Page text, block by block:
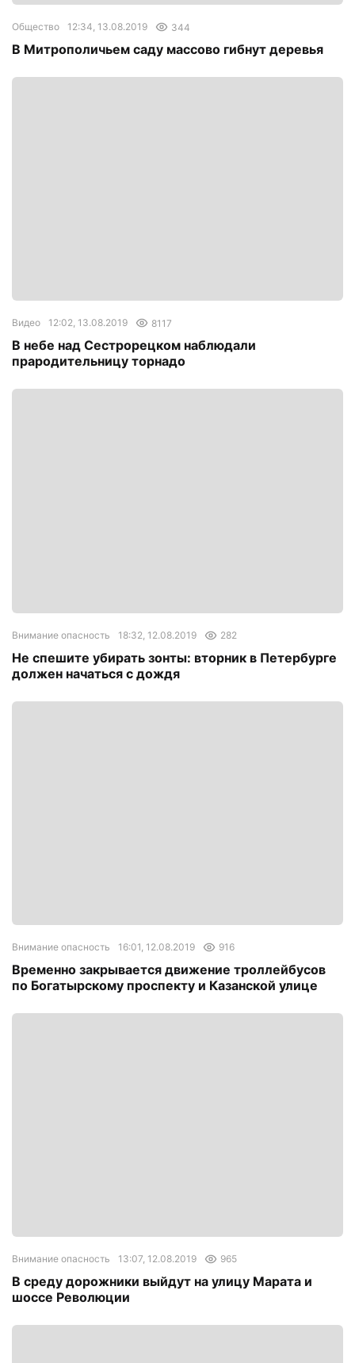
Общество 12:34, 13.08.2019 344
В Митрополичьем саду массово гибнут деревья
Видео 12:02, 13.08.2019 8117
В небе над Сестрорецком наблюдали
прародительницу торнадо
Внимание опасность 18:32, 12.08.2019 282
Не спешите убирать зонты: вторник в Петербурге
должен начаться с дождя
Внимание опасность 16:01, 12.08.2019 916
Временно закрывается движение троллейбусов
по Богатырскому проспекту и Казанской улице
Внимание опасность 13:07, 12.08.2019 965
В среду дорожники выйдут на улицу Марата и
шоссе Революции